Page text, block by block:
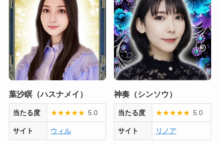
葉沙瞑（ハスナメイ）
当たる度 ★★★★★ 5.0
サイト ウィル
神奏（シンソウ）
当たる度 ★★★★★ 5.0
サイト リノア